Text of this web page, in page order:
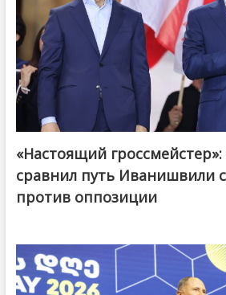
@ქართული ოცნება / Georgian Dream
«Настоящий гроссмейстер»:
сравнил путь Иванишвили
против оппозиции